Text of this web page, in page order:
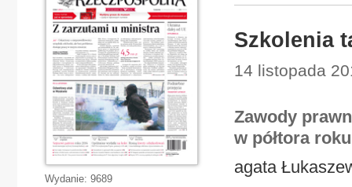
Szkolenia
14 listopada
Zawody
w półtora
agata
Wydanie: 9689